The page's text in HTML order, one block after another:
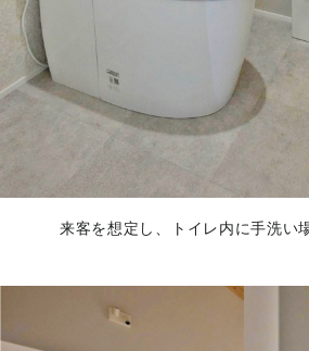
来客を想定し、トイレ内に手洗い